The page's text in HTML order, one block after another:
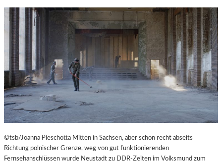
©tsb/Joanna Pieschotta Mitten in Sachsen, aber schon recht abseits
Richtung polnischer Grenze, weg von gut funktionierenden
Fernsehanschlüssen wurde Neustadt zu DDR-Zeiten im Volksmund zum